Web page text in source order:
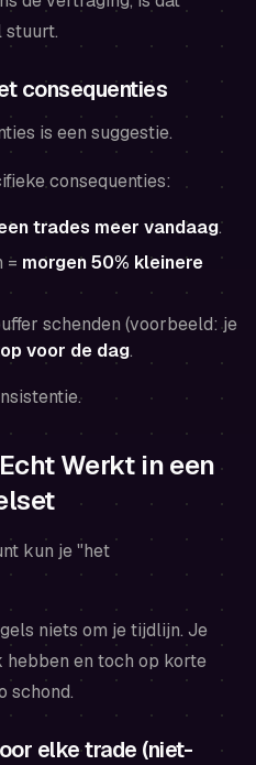
stuurt.
consequenties
is een suggestie.
consequenties:
trades meer vandaag.
= morgen 50% kleinere
schenden (voorbeeld: je
voor de dag.
Werkt in een
kun je "het
niets om je tijdlijn. Je
en toch op korte
schond.
elke trade (niet-